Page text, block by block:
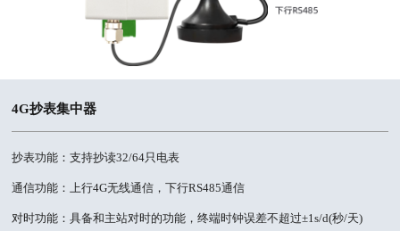
4G抄表集中器
抄表功能：支持抄读32/64只电表
通信功能：上行4G无线通信，下行RS485通信
对时功能：具备和主站对时的功能，终端时钟误差不超过±1s/d(秒/天)